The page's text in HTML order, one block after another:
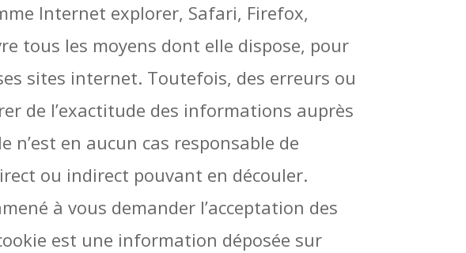
Internet explorer, Safari, Firefox,
tous les moyens dont elle dispose, pour
sites internet. Toutefois, des erreurs ou
de l’exactitude des informations auprès
en aucun cas responsable de
ou indirect pouvant en découler.
à vous demander l’acceptation des
est une information déposée sur